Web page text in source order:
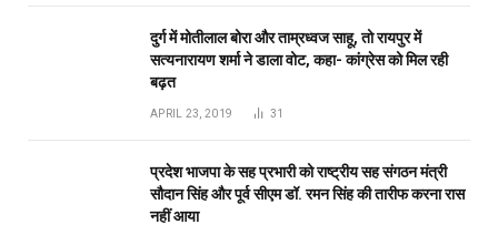
दुर्ग में मोतीलाल बोरा और ताम्रध्वज साहू, तो रायपुर में
सत्यनारायण शर्मा ने डाला वोट, कहा- कांग्रेस को मिल रही
बढ़त
APRIL 23, 2019 31
प्रदेश भाजपा के सह प्रभारी को राष्ट्रीय सह संगठन मंत्री
सौदान सिंह और पूर्व सीएम डॉ. रमन सिंह की तारीफ करना रास
नहीं आया